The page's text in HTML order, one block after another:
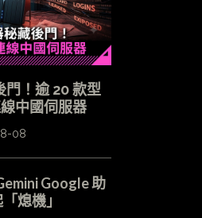
門！逾 20 款型
中國伺服器
08
Google 助
熄機」